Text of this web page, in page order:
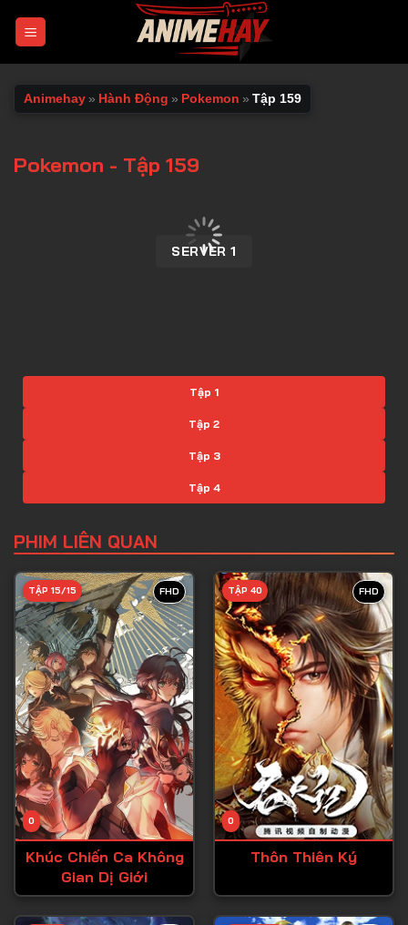
Animehay » Hành Động » Pokemon » Tập 159
Pokemon - Tập 159
SERVER 1
Tập 1
Tập 2
Tập 3
Tập 4
Tập 6
Tập 7
Tập 8
Tập 9
Tập 10
Tập 11
Tập 12
Tập 13
Tập 14
Tập 15
Tập 17
PHIM LIÊN QUAN
FHD
0
TẬP 15/15
Khúc Chiến Ca Không
Gian Dị Giới
FHD
0
TẬP 40
Thôn Thiên Ký